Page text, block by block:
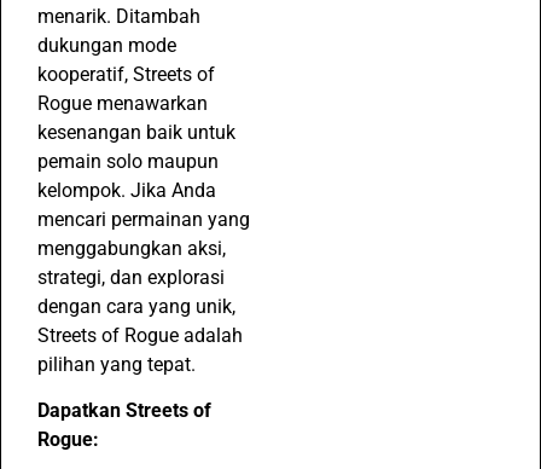
menarik. Ditambah
dukungan mode
kooperatif, Streets of
Rogue menawarkan
kesenangan baik untuk
pemain solo maupun
kelompok. Jika Anda
mencari permainan yang
menggabungkan aksi,
strategi, dan explorasi
dengan cara yang unik,
Streets of Rogue adalah
pilihan yang tepat.
Dapatkan Streets of
Rogue: